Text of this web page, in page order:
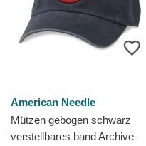
American Needle
Mützen gebogen schwarz
verstellbares band Archive